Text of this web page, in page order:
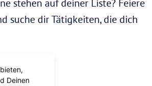
stehen auf deiner Liste? Feiere
suche dir Tätigkeiten, die dich
Deinen